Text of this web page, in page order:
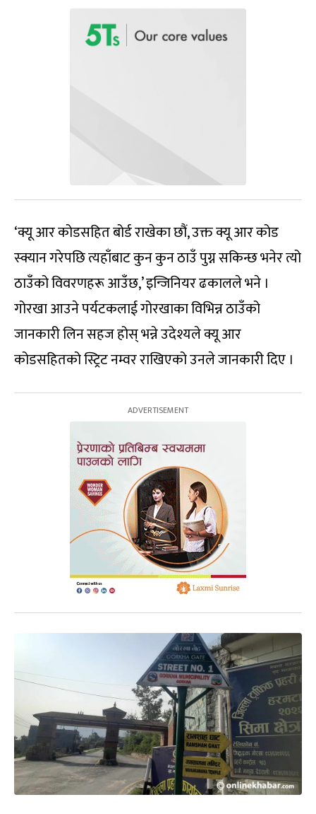
‘क्यू आर कोडसहित बोर्ड राखेका छौं, उक्त क्यू आर कोड
स्क्यान गरेपछि त्यहाँबाट कुन कुन ठाउँ पुग्न सकिन्छ भनेर त्यो
ठाउँको विवरणहरू आउँछ,’ इन्जिनियर ढकालले भने ।
गोरखा आउने पर्यटकलाई गोरखाका विभिन्न ठाउँको
जानकारी लिन सहज होस् भन्ने उदेश्यले क्यू आर
कोडसहितको स्ट्रिट नम्वर राखिएको उनले जानकारी दिए ।